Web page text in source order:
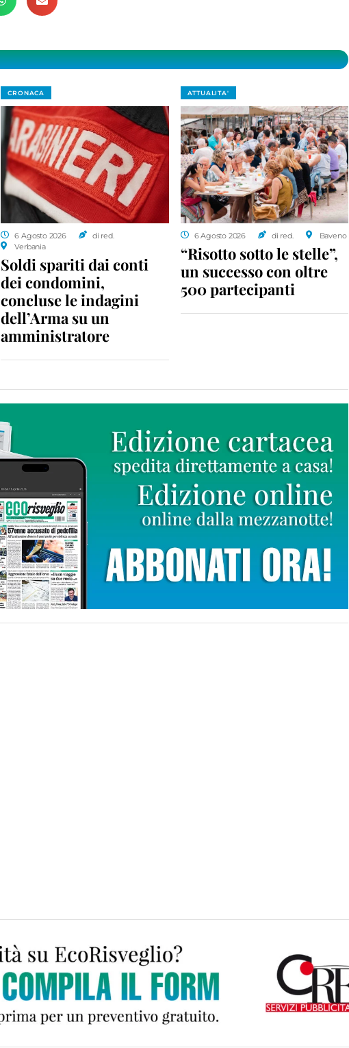
CRONACA
6 Agosto 2026
di red.
Verbania
Soldi spariti dai conti
dei condomini,
concluse le indagini
dell’Arma su un
amministratore
ATTUALITA'
6 Agosto 2026 di red. Baveno
“Risotto sotto le stelle”,
un successo con oltre
500 partecipanti